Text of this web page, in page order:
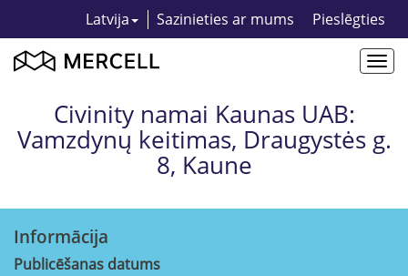
Latvija Sazinieties ar mums Pieslēgties
Civinity namai Kaunas UAB:
Vamzdynų keitimas, Draugystės g.
8, Kaune
Informācija
Publicēšanas datums